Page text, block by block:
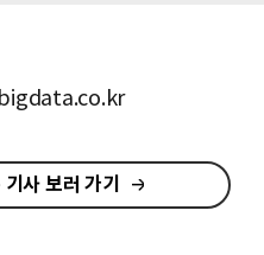
사 보러 가기